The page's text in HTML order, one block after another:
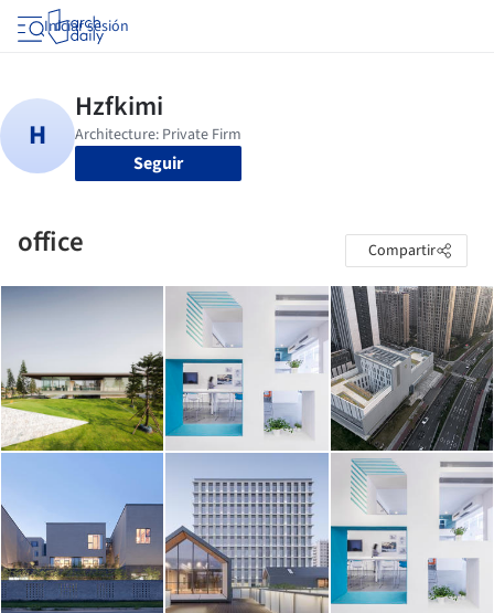
Iniciar sesión
Seguir
office Compartir